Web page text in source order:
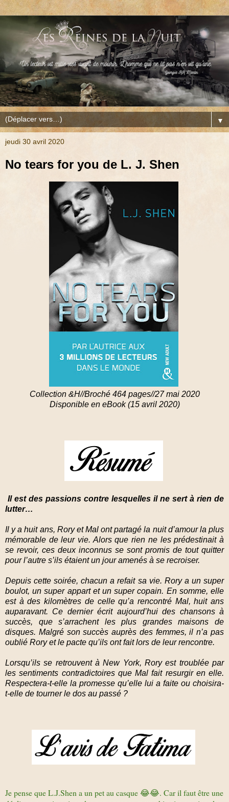
▼
jeudi 30 avril 2020
No tears for you de L. J. Shen
Collection &H//Broché 464 pages//27 mai 2020
Disponible en eBook (15 avril 2020)
Il est des passions contre lesquelles il ne sert à rien de
lutter…
Il y a huit ans, Rory et Mal ont partagé la nuit d’amour la plus
mémorable de leur vie. Alors que rien ne les prédestinait à
se revoir, ces deux inconnus se sont promis de tout quitter
pour l’autre s’ils étaient un jour amenés à se recroiser.
Depuis cette soirée, chacun a refait sa vie. Rory a un super
boulot, un super appart et un super copain. En somme, elle
est à des kilomètres de celle qu’a rencontré Mal, huit ans
auparavant. Ce dernier écrit aujourd’hui des chansons à
succès, que s’arrachent les plus grandes maisons de
disques. Malgré son succès auprès des femmes, il n’a pas
oublié Rory et le pacte qu’ils ont fait lors de leur rencontre.
Lorsqu’ils se retrouvent à New York, Rory est troublée par
les sentiments contradictoires que Mal fait resurgir en elle.
Respectera-t-elle la promesse qu’elle lui a faite ou choisira-
t-elle de tourner le dos au passé ?
Je pense queL.J.Shen a un pet au casque 😂😂. Car il faut être une